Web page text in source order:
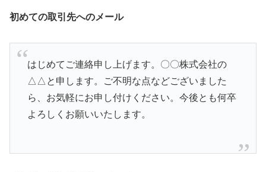
初めての取引先へのメール
はじめてご連絡申し上げます。〇〇株式会社の
△△と申します。ご不明な点などございました
ら、お気軽にお申し付けください。今後とも何卒
よろしくお願いいたします。